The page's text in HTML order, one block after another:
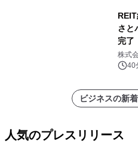
さと
完了
株式
40
ビジネスの新
人気のプレスリリース